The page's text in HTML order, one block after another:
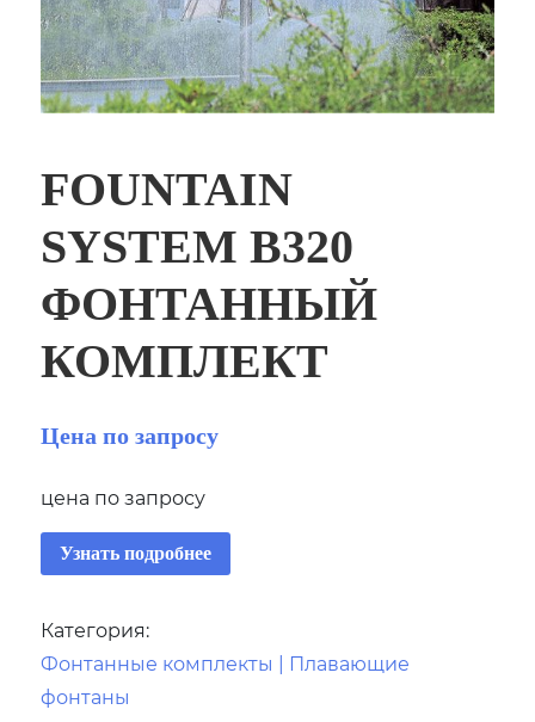
FOUNTAIN
SYSTEM B320
ФОНТАННЫЙ
КОМПЛЕКТ
Цена по запросу
цена по запросу
Узнать подробнее
Категория:
Фонтанные комплекты | Плавающие
фонтаны